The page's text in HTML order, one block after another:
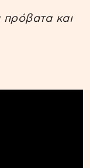
πρόβατα και